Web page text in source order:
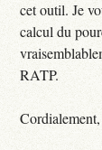
cet outil. Je
calcul du
RATP.
Cordialement,